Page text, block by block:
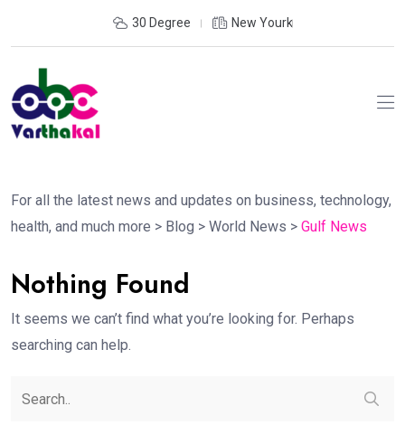
30 Degree New Yourk
For all the latest news and updates on business, technology,
health, and much more > Blog > World News > Gulf News
Nothing Found
It seems we can’t find what you’re looking for. Perhaps
searching can help.